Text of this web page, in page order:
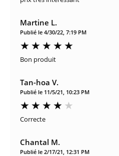
Martine L.
Publié le 4/30/22, 7:19 PM
Bon produit
Tan-hoa V.
Publié le 11/5/21, 10:23 PM
Correcte
Chantal M.
Publié le 2/17/21, 12:31 PM